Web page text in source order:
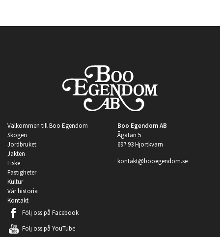
Välkommen till Boo Egendom
Skogen
Jordbruket
Jakten
Fiske
Fastigheter
Kultur
Vår historia
Kontakt
Boo Egendom AB
Ågatan 5
697 93 Hjortkvarn
kontakt@booegendom.se
Följ oss på Facebook
Följ oss på YouTube